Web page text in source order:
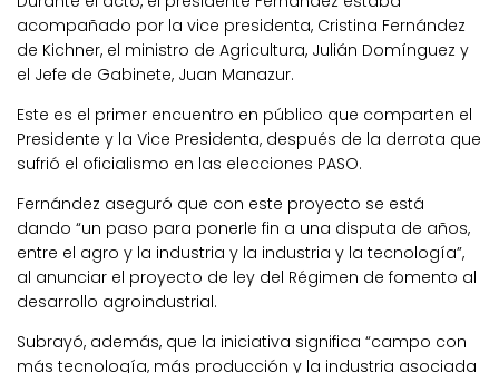
acompañado por la vice presidenta, Cristina Fernández
de Kichner, el ministro de Agricultura, Julián Domínguez y
el Jefe de Gabinete, Juan Manazur.
Este es el primer encuentro en público que comparten el
Presidente y la Vice Presidenta, después de la derrota que
sufrió el oficialismo en las elecciones PASO.
Fernández aseguró que con este proyecto se está
dando “un paso para ponerle fin a una disputa de años,
entre el agro y la industria y la industria y la tecnología”,
al anunciar el proyecto de ley del Régimen de fomento al
desarrollo agroindustrial.
Subrayó, además, que la iniciativa significa “campo con
más tecnología, más producción y la industria asociada